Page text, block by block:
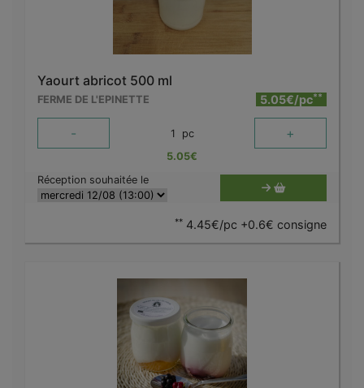
Yaourt abricot 500 ml
FERME DE L'EPINETTE 5.05€/pc**
- 1 pc +
5.05€
Réception souhaitée le
** 4.45€/pc +0.6€ consigne